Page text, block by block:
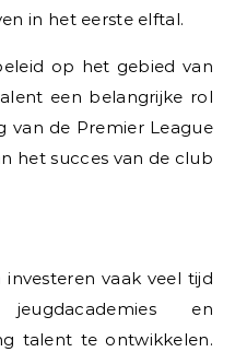
in het eerste elftal.
op het gebied van
een belangrijke rol
van de Premier League
het succes van de club
vaak veel tijd
en
talent te ontwikkelen.